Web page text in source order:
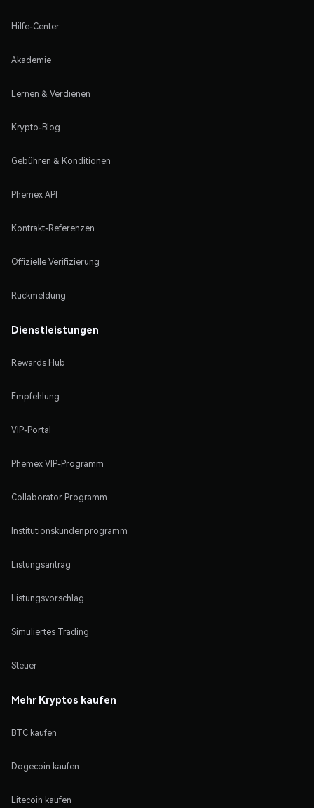
Hilfe-Center
Akademie
Lernen & Verdienen
Krypto-Blog
Gebühren & Konditionen
Phemex API
Kontrakt-Referenzen
Offizielle Verifizierung
Rückmeldung
Dienstleistungen
Rewards Hub
Empfehlung
VIP-Portal
Phemex VIP-Programm
Collaborator Programm
Institutionskundenprogramm
Listungsantrag
Listungsvorschlag
Simuliertes Trading
Steuer
Mehr Kryptos kaufen
BTC kaufen
Dogecoin kaufen
Litecoin kaufen